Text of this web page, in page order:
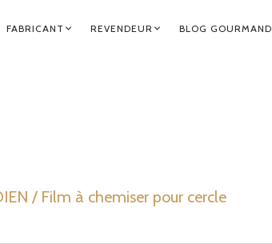
FABRICANT REVENDEUR BLOG GOURMAND
/ Film à chemiser pour cercle